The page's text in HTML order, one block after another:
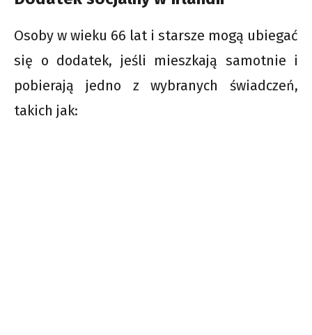
Osoby w wieku 66 lat i starsze mogą ubiegać
się o dodatek, jeśli mieszkają samotnie i
pobierają jedno z wybranych świadczeń,
takich jak: